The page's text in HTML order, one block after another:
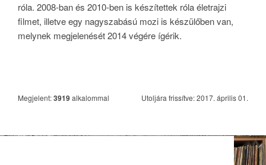
róla. 2008-ban és 2010-ben is készítettek róla életrajzi
filmet, illetve egy nagyszabású mozi is készülőben van,
melynek megjelenését 2014 végére ígérik.
Megjelent:3919alkalommal Utoljára frissítve: 2017. április 01.